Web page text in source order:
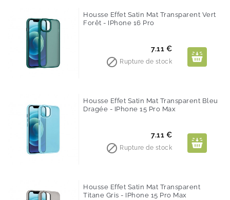
Housse Effet Satin Mat Transparent Vert
Forêt - IPhone 16 Pro
Prix
7.11 €
 Rupture de stock
Housse Effet Satin Mat Transparent Bleu
Dragée - IPhone 15 Pro Max
Prix
7.11 €
 Rupture de stock
Housse Effet Satin Mat Transparent
Titane Gris - IPhone 15 Pro Max